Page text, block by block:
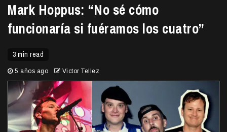
Mark Hoppus: “No sé cómo
funcionaría si fuéramos los cuatro”
3 min read
5 años ago Victor Tellez